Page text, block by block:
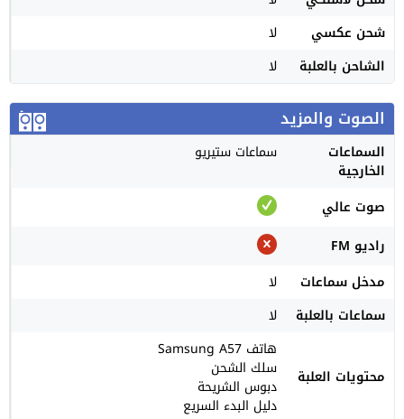
شحن عكسي
لا
الشاحن بالعلبة
لا
الصوت والمزيد
السماعات
الخارجية
سماعات ستيريو
صوت عالي
راديو FM
مدخل سماعات
لا
سماعات بالعلبة
لا
محتويات العلبة
هاتف Samsung A57
سلك الشحن
دبوس الشريحة
دليل البدء السريع